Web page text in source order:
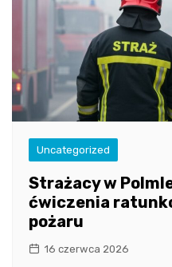
Uncategorized
Strażacy w
ćwiczenia
pożaru
16 czerwca 2026